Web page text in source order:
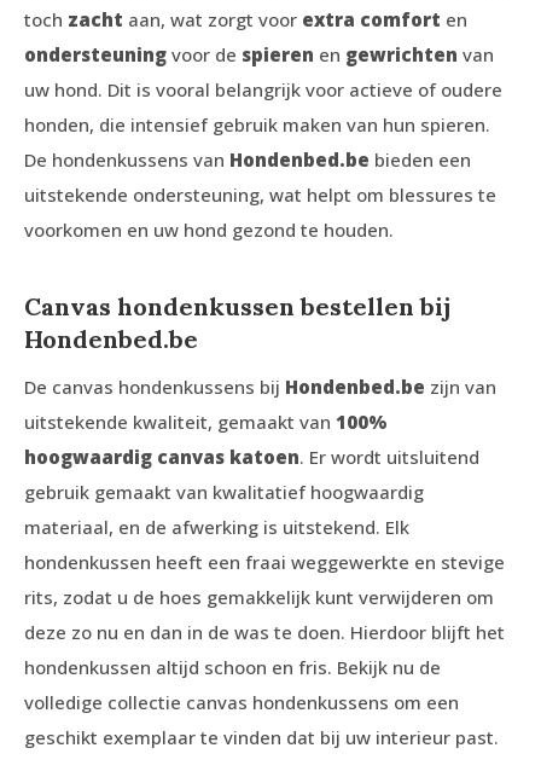
toch zacht aan, wat zorgt voor extra comfort en
ondersteuning voor de spieren en gewrichten van
uw hond. Dit is vooral belangrijk voor actieve of oudere
honden, die intensief gebruik maken van hun spieren.
De hondenkussens van Hondenbed.be bieden een
uitstekende ondersteuning, wat helpt om blessures te
voorkomen en uw hond gezond te houden.
Canvas hondenkussen bestellen bij
Hondenbed.be
De canvas hondenkussens bij Hondenbed.be zijn van
uitstekende kwaliteit, gemaakt van 100%
hoogwaardig canvas katoen. Er wordt uitsluitend
gebruik gemaakt van kwalitatief hoogwaardig
materiaal, en de afwerking is uitstekend. Elk
hondenkussen heeft een fraai weggewerkte en stevige
rits, zodat u de hoes gemakkelijk kunt verwijderen om
deze zo nu en dan in de was te doen. Hierdoor blijft het
hondenkussen altijd schoon en fris. Bekijk nu de
volledige collectie canvas hondenkussens om een
geschikt exemplaar te vinden dat bij uw interieur past.